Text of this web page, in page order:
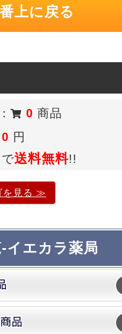
上に戻る
0 商品
0 円
で送料無料!!
を見る ≫
イエカラ薬局